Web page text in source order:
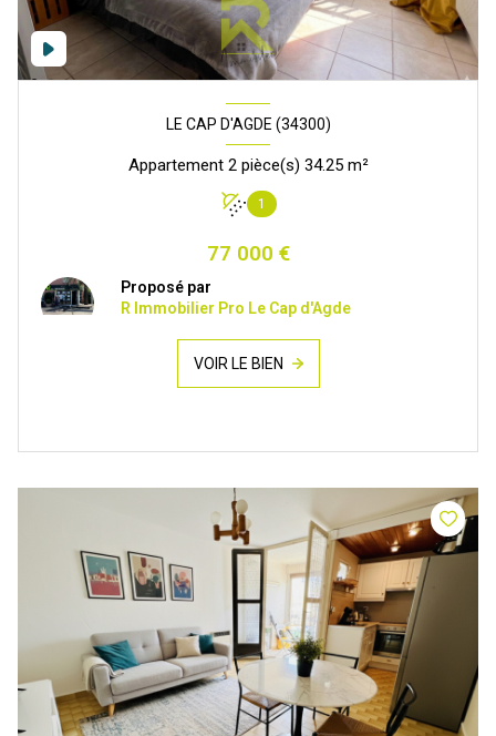
LE CAP D'AGDE (34300)
Appartement 2 pièce(s) 34.25 m²
1
77 000 €
Proposé par
R Immobilier Pro Le Cap d'Agde
VOIR LE BIEN